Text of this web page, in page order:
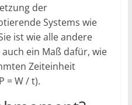
der
Systems wie
ist wie alle andere
ein Maß dafür, wie
Zeiteinheit
= W / t).